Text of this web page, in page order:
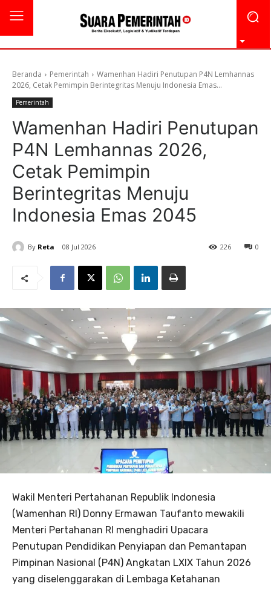
Beranda Pemerintah
Wamenhan Hadiri Penutupan P4N Lemhannas
2026, Cetak Pemimpin Berintegritas Menuju Indonesia Emas...
Pemerintah
Wamenhan Hadiri Penutupan
P4N Lemhannas 2026,
Cetak Pemimpin
Berintegritas Menuju
Indonesia Emas 2045
By Reta 08 Jul 2026 0
226
Wakil Menteri Pertahanan Republik Indonesia
(Wamenhan RI) Donny Ermawan Taufanto mewakili
Menteri Pertahanan RI menghadiri Upacara
Penutupan Pendidikan Penyiapan dan Pemantapan
Pimpinan Nasional (P4N) Angkatan LXIX Tahun 2026
yang diselenggarakan di Lembaga Ketahanan